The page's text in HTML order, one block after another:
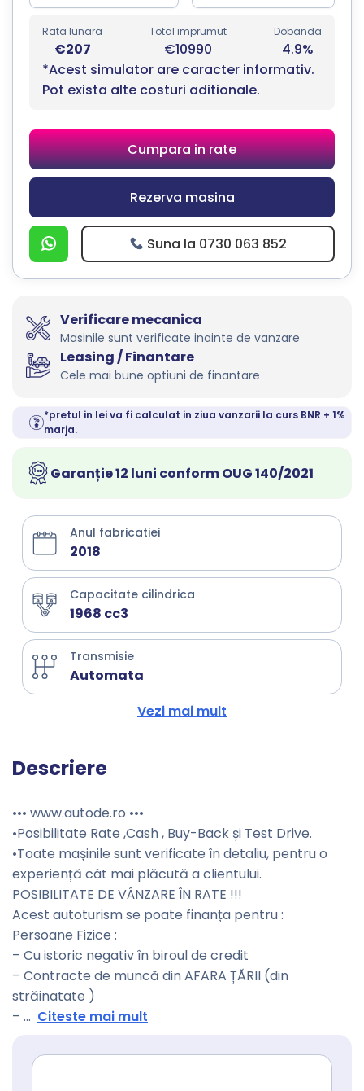
Rata lunara
€207
Total imprumut
€10990
Dobanda
4.9%
*Acest simulator are caracter informativ.
Pot exista alte costuri aditionale.
Cumpara in rate
Rezerva masina
Suna la 0730 063 852
Verificare mecanica
Masinile sunt verificate inainte de vanzare
Leasing / Finantare
Cele mai bune optiuni de finantare
*pretul in lei va fi calculat in ziua vanzarii la curs BNR + 1%
marja.
Garanție 12 luni conform OUG 140/2021
Anul fabricatiei
2018
Capacitate cilindrica
1968 cc3
Transmisie
Automata
Vezi mai mult
Descriere
••• www.autode.ro •••
•Posibilitate Rate ,Cash , Buy-Back și Test Drive.
•Toate mașinile sunt verificate în detaliu, pentru o
experiență cât mai plăcută a clientului.
POSIBILITATE DE VÂNZARE ÎN RATE !!!
Acest autoturism se poate finanța pentru :
Persoane Fizice :
– Cu istoric negativ în biroul de credit
– Contracte de muncă din AFARA ȚĂRII (din
străinatate )
– ... Citeste mai mult